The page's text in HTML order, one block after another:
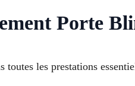
Porte
toutes les prestations